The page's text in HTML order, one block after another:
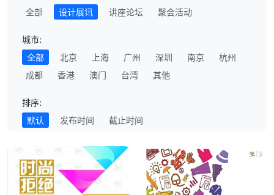
全部
设计展讯 讲座论坛 聚会活动
城市:
全部
北京 上海 广州 深圳 南京
杭州
成都
香港 澳门 台湾 其他
排序:
默认
发布时间 截止时间